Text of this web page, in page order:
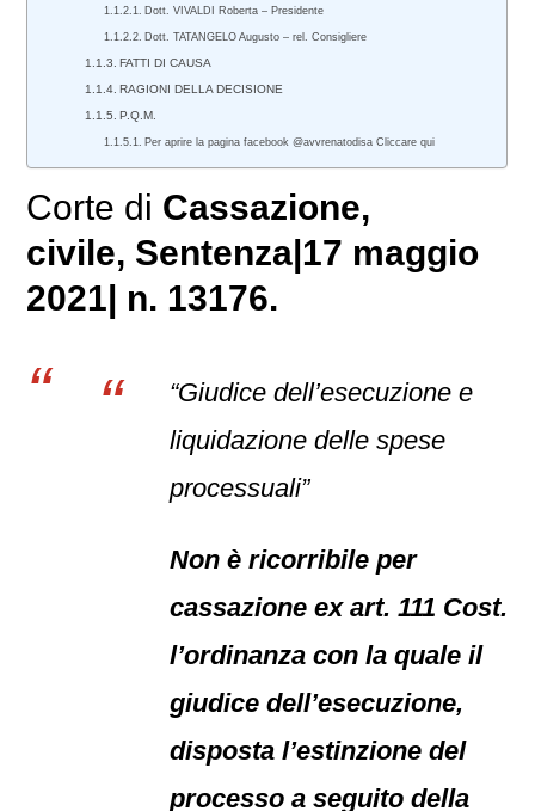
Dott. VIVALDI Roberta – Presidente
Dott. TATANGELO Augusto – rel. Consigliere
FATTI DI CAUSA
RAGIONI DELLA DECISIONE
P.Q.M.
Per aprire la pagina facebook @avvrenatodisa Cliccare qui
Corte di Cassazione,
civile, Sentenza|17 maggio
2021| n. 13176.
“Giudice dell’esecuzione e
liquidazione delle spese
processuali”
Non è ricorribile per
cassazione ex art. 111 Cost.
l’ordinanza con la quale il
giudice dell’esecuzione,
disposta l’estinzione del
processo a seguito della